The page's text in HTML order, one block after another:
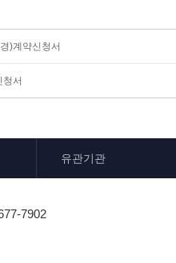
)계약신청서
청서
유관기관
7902